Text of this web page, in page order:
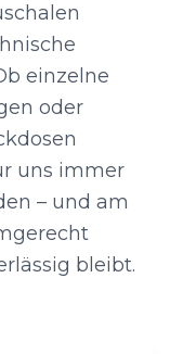
einzelne
oder
uns immer
– und am
bleibt.